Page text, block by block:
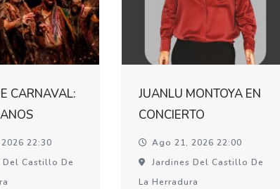
CARNAVAL:
22:30
Del Castillo De
JUANLU MONTOYA EN
CONCIERTO
Ago 21, 2026 22:00
Jardines Del Castillo De
La Herradura